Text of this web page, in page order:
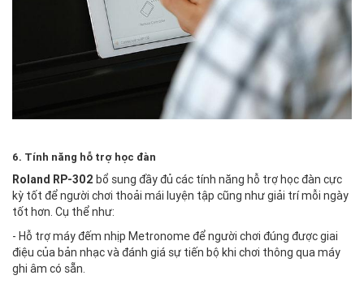
6. Tính năng hỗ trợ học đàn
Roland RP-302 bổ sung đầy đủ các tính năng hỗ trợ học đàn cực
kỳ tốt để người chơi thoải mái luyện tập cũng như giải trí mỗi ngày
tốt hơn. Cụ thể như:
- Hỗ trợ máy đếm nhịp Metronome để người chơi đúng được giai
điệu của bản nhạc và đánh giá sự tiến bộ khi chơi thông qua máy
ghi âm có sẵn.